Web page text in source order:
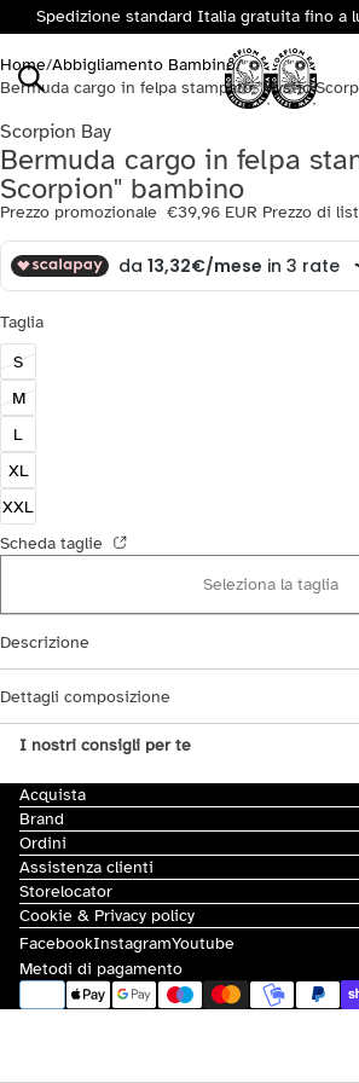
Spedizione standard Italia gratuita fino a
Home/Abbigliamento Bambino/
Bermuda cargo in felpa stampato "Mystic
Scorpion Bay
Bermuda cargo in felpa
Scorpion" bambino
Prezzo promozionale €39,96 EUR Prezzo di
Taglia
S
M
L
XL
XXL
Scheda taglie
Seleziona la taglia
Descrizione
Dettagli composizione
I nostri consigli per te
Acquista
Brand
Ordini
Assistenza clienti
Storelocator
Cookie & Privacy policy
FacebookInstagramYoutube
Metodi di pagamento